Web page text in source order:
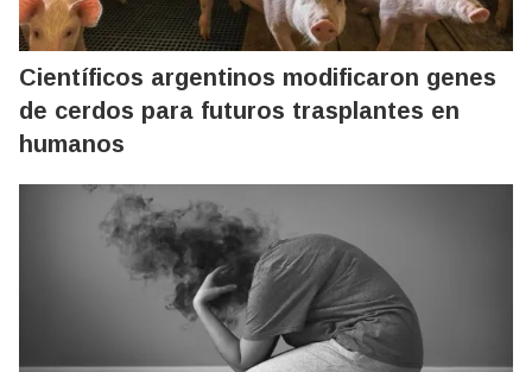
Científicos argentinos modificaron genes
de cerdos para futuros trasplantes en
humanos